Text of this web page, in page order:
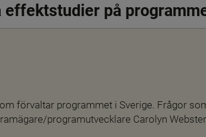
effektstudier på
förvaltar programmet i Sverige. Frågor
programutvecklare Carolyn